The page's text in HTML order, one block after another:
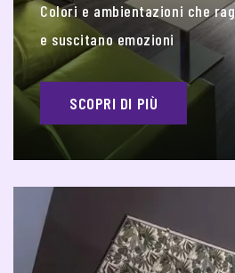
Colori e ambientazioni che
e suscitano emozioni
SCOPRI DI PIÙ